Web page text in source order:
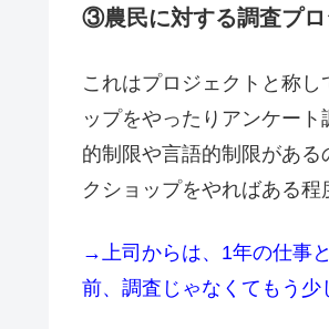
③農民に対する調査プロ
これはプロジェクトと称
ップをやったりアンケー
的制限や言語的制限があ
クショップをやればある
→上司からは、1年の仕事
前、調査じゃなくてもう